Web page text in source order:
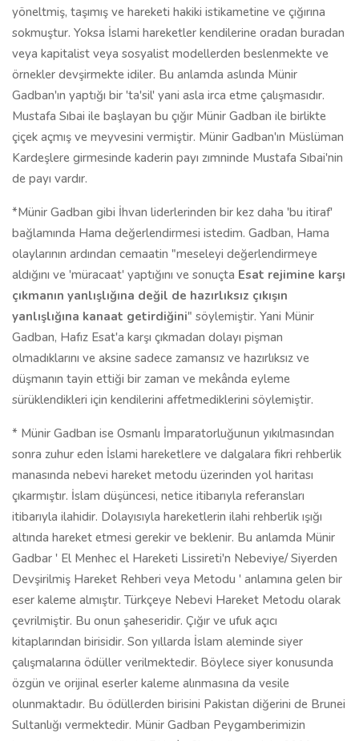
yöneltmiş, taşımış ve hareketi hakiki istikametine ve çığırına
sokmuştur. Yoksa İslami hareketler kendilerine oradan buradan
veya kapitalist veya sosyalist modellerden beslenmekte ve
örnekler devşirmekte idiler. Bu anlamda aslında Münir
Gadban'ın yaptığı bir 'ta'sil' yani asla irca etme çalışmasıdır.
Mustafa Sıbai ile başlayan bu çığır Münir Gadban ile birlikte
çiçek açmış ve meyvesini vermiştir. Münir Gadban'ın Müslüman
Kardeşlere girmesinde kaderin payı zımninde Mustafa Sıbai'nin
de payı vardır.
*Münir Gadban gibi İhvan liderlerinden bir kez daha 'bu itiraf'
bağlamında Hama değerlendirmesi istedim. Gadban, Hama
olaylarının ardından cemaatin "meseleyi değerlendirmeye
aldığını ve 'müracaat' yaptığını ve sonuçta Esat rejimine karşı
çıkmanın yanlışlığına değil de hazırlıksız çıkışın
yanlışlığına kanaat getirdiğini" söylemiştir. Yani Münir
Gadban, Hafız Esat'a karşı çıkmadan dolayı pişman
olmadıklarını ve aksine sadece zamansız ve hazırlıksız ve
düşmanın tayin ettiği bir zaman ve mekânda eyleme
sürüklendikleri için kendilerini affetmediklerini söylemiştir.
* Münir Gadban ise Osmanlı İmparatorluğunun yıkılmasından
sonra zuhur eden İslami hareketlere ve dalgalara fikri rehberlik
manasında nebevi hareket metodu üzerinden yol haritası
çıkarmıştır. İslam düşüncesi, netice itibarıyla referansları
itibarıyla ilahidir. Dolayısıyla hareketlerin ilahi rehberlik ışığı
altında hareket etmesi gerekir ve beklenir. Bu anlamda Münir
Gadbar ' El Menhec el Hareketi Lissireti'n Nebeviye/ Siyerden
Devşirilmiş Hareket Rehberi veya Metodu ' anlamına gelen bir
eser kaleme almıştır. Türkçeye Nebevi Hareket Metodu olarak
çevrilmiştir. Bu onun şaheseridir. Çığır ve ufuk açıcı
kitaplarından birisidir. Son yıllarda İslam aleminde siyer
çalışmalarına ödüller verilmektedir. Böylece siyer konusunda
özgün ve orijinal eserler kaleme alınmasına da vesile
olunmaktadır. Bu ödüllerden birisini Pakistan diğerini de Brunei
Sultanlığı vermektedir. Münir Gadban Peygamberimizin